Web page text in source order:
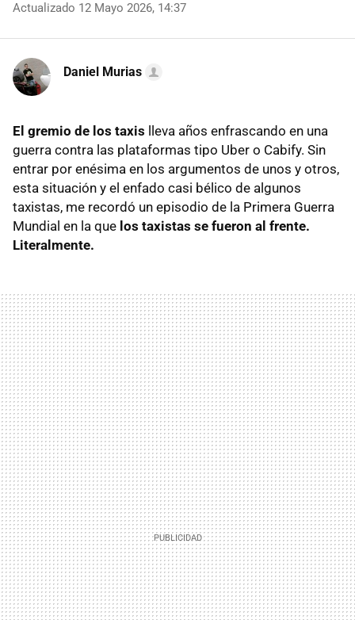
Actualizado 12 Mayo 2026, 14:37
Daniel Murias
El gremio de los taxis lleva años enfrascando en una
guerra contra las plataformas tipo Uber o Cabify. Sin
entrar por enésima en los argumentos de unos y otros,
esta situación y el enfado casi bélico de algunos
taxistas, me recordó un episodio de la Primera Guerra
Mundial en la que los taxistas se fueron al frente.
Literalmente.